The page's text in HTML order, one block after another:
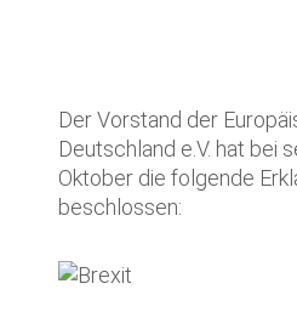
Der Vorstand der
Deutschland e.V. hat bei
Oktober die folgende
beschlossen: